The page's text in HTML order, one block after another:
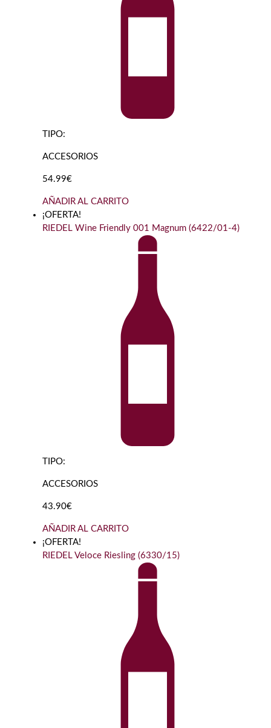
TIPO:
ACCESORIOS
54.99€
AÑADIR AL CARRITO
¡OFERTA!
RIEDEL Wine Friendly 001 Magnum (6422/01-4)
TIPO:
ACCESORIOS
43.90€
AÑADIR AL CARRITO
¡OFERTA!
RIEDEL Veloce Riesling (6330/15)